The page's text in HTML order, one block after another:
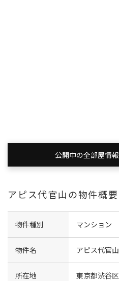
公開中の全部屋情
アピス代官山の物件概
物件種別 マンション
物件名 アピス代官山
所在地 東京都渋谷